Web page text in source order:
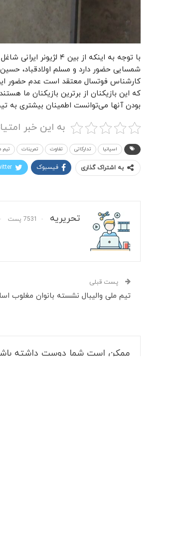
با توجه به اینکه از
شمسایی حضور دارد و مسلم اولادقباد،
کارشناس فوتسال معتقد است عدم حضور
که این بازیکنان از برترین بازیکنان ما
بودن آنها می‌توانست اطمینان بیشتری به
به این خبر
اسپانیا تدارکاتی تفاوت تمرینات تیم
به اشتراک گذاری فیسبوک
تحریریه 7531 پست
پست قبلی
تیم ملی والیبال نشسته بانوان مغلوب
ممکن است شما دوست داشته